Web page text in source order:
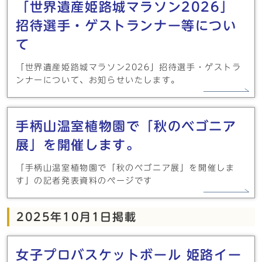
「世界遺産姫路城マラソン2026」
招待選手・ゲストランナー等につい
て
「世界遺産姫路城マラソン2026」招待選手・ゲストラ
ンナーについて、お知らせいたします。
手柄山温室植物園で「秋のベゴニア
展」を開催します。
「手柄山温室植物園で「秋のベゴニア展」を開催しま
す」の記者発表資料のページです
2025年10月1日掲載
女子プロバスケットボール 姫路イー